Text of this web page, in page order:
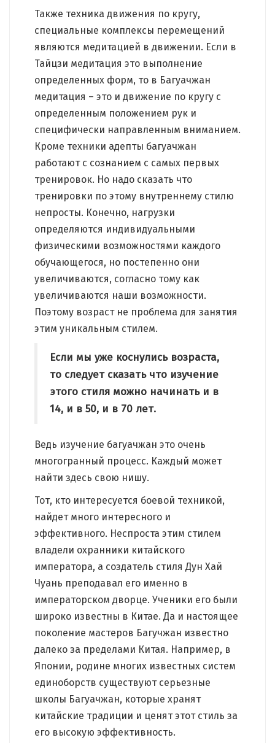
Также техника движения по кругу,
специальные комплексы перемещений
являются медитацией в движении. Если в
Тайцзи медитация это выполнение
определенных форм, то в Багуачжан
медитация – это и движение по кругу с
определенным положением рук и
специфически направленным вниманием.
Кроме техники адепты багуачжан
работают с сознанием с самых первых
тренировок. Но надо сказать что
тренировки по этому внутреннему стилю
непросты. Конечно, нагрузки
определяются индивидуальными
физическими возможностями каждого
обучающегося, но постепенно они
увеличиваются, согласно тому как
увеличиваются наши возможности.
Поэтому возраст не проблема для занятия
этим уникальным стилем.
Если мы уже коснулись возраста,
то следует сказать что изучение
этого стиля можно начинать и в
14, и в 50, и в 70 лет.
Ведь изучение багуачжан это очень
многогранный процесс. Каждый может
найти здесь свою нишу.
Тот, кто интересуется боевой техникой,
найдет много интересного и
эффективного. Неспроста этим стилем
владели охранники китайского
императора, а создатель стиля Дун Хай
Чуань преподавал его именно в
императорском дворце. Ученики его были
широко известны в Китае. Да и настоящее
поколение мастеров Багучжан известно
далеко за пределами Китая. Например, в
Японии, родине многих известных систем
единоборств существуют серьезные
школы Багуачжан, которые хранят
китайские традиции и ценят этот стиль за
его высокую эффективность.